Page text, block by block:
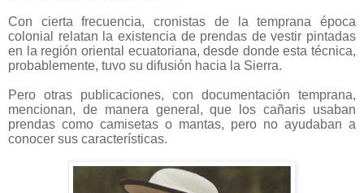
Con cierta frecuencia, cronistas de la temprana época
colonial relatan la existencia de prendas de vestir pintadas
en la región oriental ecuatoriana, desde donde esta técnica,
probablemente, tuvo su difusión hacia la Sierra.
Pero otras publicaciones, con documentación temprana,
mencionan, de manera general, que los cañaris usaban
prendas como camisetas o mantas, pero no ayudaban a
conocer sus características.